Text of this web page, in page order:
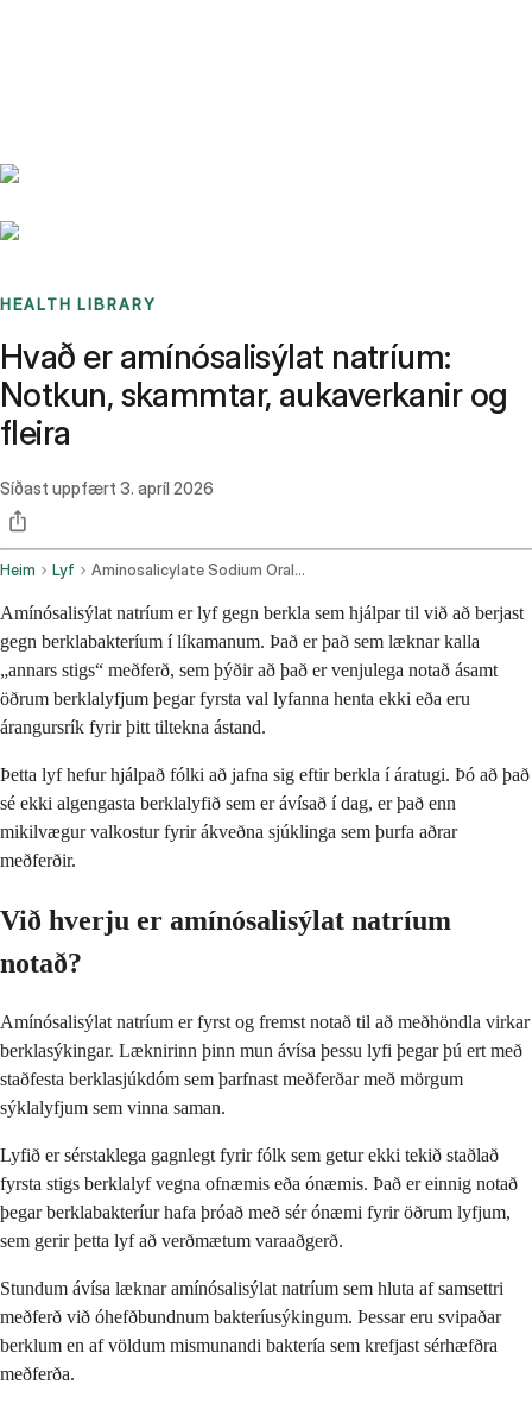
HEALTH LIBRARY
Hvað er amínósalisýlat natríum:
Notkun, skammtar, aukaverkanir og
fleira
Síðast uppfært 3. apríl 2026
Heim Lyf Aminosalicylate Sodium Oral Route
Amínósalisýlat natríum er lyf gegn berkla sem hjálpar til við að berjast
gegn berklabakteríum í líkamanum. Það er það sem læknar kalla
„annars stigs“ meðferð, sem þýðir að það er venjulega notað ásamt
öðrum berklalyfjum þegar fyrsta val lyfanna henta ekki eða eru
árangursrík fyrir þitt tiltekna ástand.
Þetta lyf hefur hjálpað fólki að jafna sig eftir berkla í áratugi. Þó að það
sé ekki algengasta berklalyfið sem er ávísað í dag, er það enn
mikilvægur valkostur fyrir ákveðna sjúklinga sem þurfa aðrar
meðferðir.
Við hverju er amínósalisýlat natríum
notað?
Amínósalisýlat natríum er fyrst og fremst notað til að meðhöndla virkar
berklasýkingar. Læknirinn þinn mun ávísa þessu lyfi þegar þú ert með
staðfesta berklasjúkdóm sem þarfnast meðferðar með mörgum
sýklalyfjum sem vinna saman.
Lyfið er sérstaklega gagnlegt fyrir fólk sem getur ekki tekið staðlað
fyrsta stigs berklalyf vegna ofnæmis eða ónæmis. Það er einnig notað
þegar berklabakteríur hafa þróað með sér ónæmi fyrir öðrum lyfjum,
sem gerir þetta lyf að verðmætum varaaðgerð.
Stundum ávísa læknar amínósalisýlat natríum sem hluta af samsettri
meðferð við óhefðbundnum bakteríusýkingum. Þessar eru svipaðar
berklum en af völdum mismunandi baktería sem krefjast sérhæfðra
meðferða.